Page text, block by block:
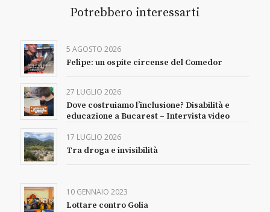
Potrebbero interessarti
5 AGOSTO 2026
Felipe: un ospite circense del Comedor
27 LUGLIO 2026
Dove costruiamo l’inclusione? Disabilità e
educazione a Bucarest – Intervista video
17 LUGLIO 2026
Tra droga e invisibilità
10 GENNAIO 2023
Lottare contro Golia